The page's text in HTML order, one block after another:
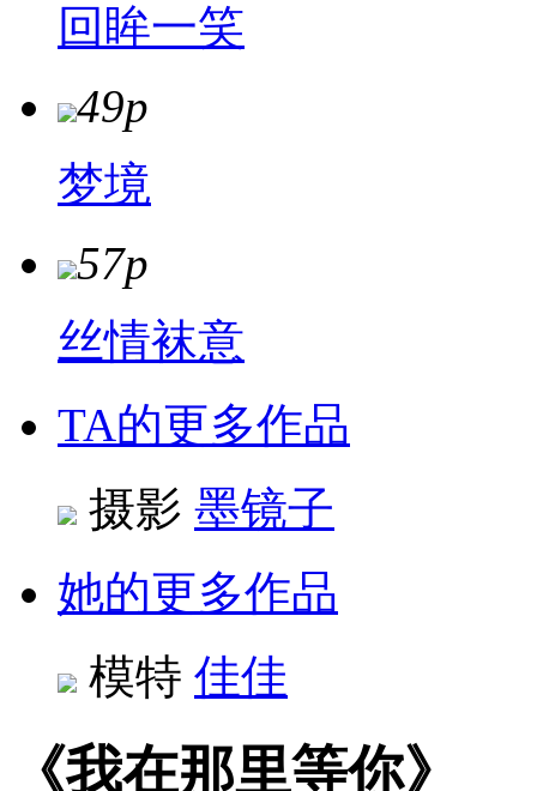
回眸一笑
49p
梦境
57p
丝情袜意
TA的更多作品
摄影 墨镜子
她的更多作品
模特 佳佳
《我在那里等你》